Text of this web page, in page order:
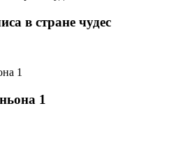
в стране чудес
1